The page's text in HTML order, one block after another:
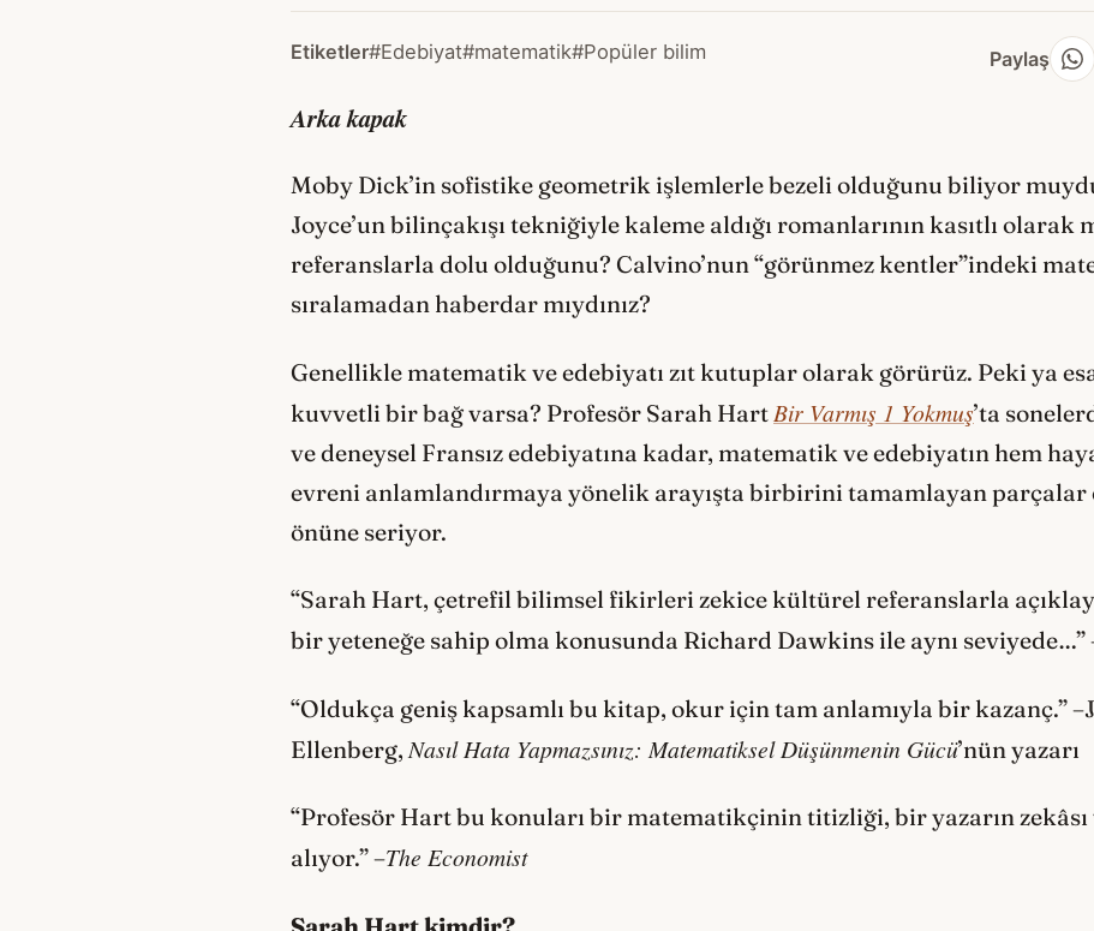
Etiketler#Edebiyat#matematik#Popüler bilim Paylaş
Arka kapak
Moby Dick’in sofistike geometrik işlemlerle bezeli olduğunu biliyor
Joyce’un bilinçakışı tekniğiyle kaleme aldığı romanlarının kasıtlı olarak
referanslarla dolu olduğunu? Calvino’nun “görünmez kentler”indeki
sıralamadan haberdar mıydınız?
Genellikle matematik ve edebiyatı zıt kutuplar olarak görürüz. Peki ya
kuvvetli bir bağ varsa? Profesör Sarah Hart Bir Varmış 1 Yokmuş’ta
ve deneysel Fransız edebiyatına kadar, matematik ve edebiyatın hem
evreni anlamlandırmaya yönelik arayışta birbirini tamamlayan parçalar
önüne seriyor.
“Sarah Hart, çetrefil bilimsel fikirleri zekice kültürel referanslarla
bir yeteneğe sahip olma konusunda Richard Dawkins ile aynı seviyede…”
“Oldukça geniş kapsamlı bu kitap, okur için tam anlamıyla bir kazanç.”
Ellenberg,Nasıl Hata Yapmazsınız: Matematiksel Düşünmenin Gücü’nün yazarı
“Profesör Hart bu konuları bir matematikçinin titizliği, bir yazarın zekâsı
alıyor.” –The Economist